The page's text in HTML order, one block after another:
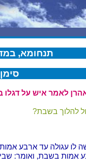
תנחומא,
לאמר איש על דגלו
להלוך בשבת?
לו עגולה עד ארבע
אמות בשבת, ואומר: